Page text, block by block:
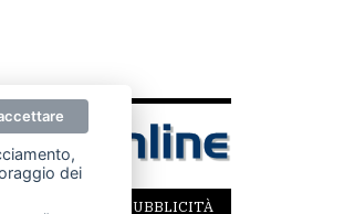
PER LA TUA PUBBLICITÀ
dei